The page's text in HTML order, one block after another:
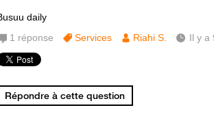
daily
1 réponse Services Riahi S. Il y a
Répondre à cette question